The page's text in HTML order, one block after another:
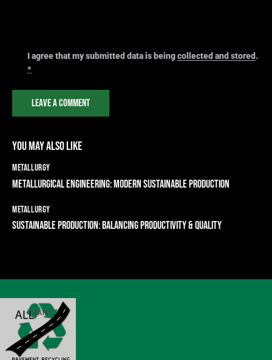
I agree that my submitted data is beingcollected and stored .
*
YOU MAY ALSO LIKE
METALLURGY
METALLURGICAL ENGINEERING: MODERN SUSTAINABLE PRODUCTION
METALLURGY
SUSTAINABLE PRODUCTION: BALANCING PRODUCTIVITY & QUALITY